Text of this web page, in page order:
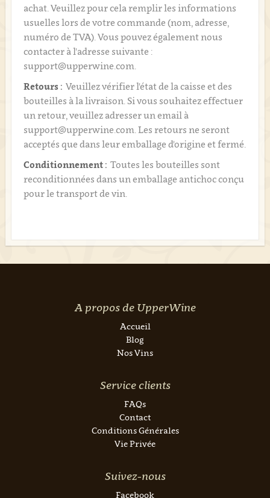
achat. Veuillez pour cela remplir les informations
usuelles lors de votre commande (nom, adresse,
numéro de TVA). Vous pouvez également nous
contacter à l'adresse suivante :
support@upperwine.com.
Retours : Veuillez vérifier l'état de la caisse et des
bouteilles à la livraison. Si vous souhaitez effectuer
un retour, veuillez adresser un email à
support@upperwine.com. Les retours ne seront
acceptés que dans leur emballage d'origine et fermé.
Conditionnement : Toutes les bouteilles sont
reconditionnées dans un emballage antichoc conçu
pour le transport de vin.
A propos de UpperWine
Accueil
Blog
Nos Vins
Service clients
FAQs
Contact
Conditions Générales
Vie Privée
Suivez-nous
Facebook